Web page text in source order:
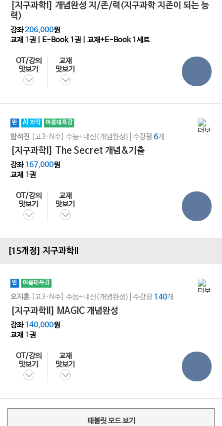
[지구과학I] 개념완성 지/존/력(지구과학 지존이 되는 능
력)
강좌206,000원
교재 1 권 | E-Book1 권 | 교재+E-Book 1세트
OT/강의
맛보기
교재
맛보기
완 AI 자막 여름대특강
함석진 [고3·N수] 수능+내신(개념완성) 수강평 6개
[지구과학l] The Secret 개념&기출
강좌167,000원
교재 1 권
OT/강의
맛보기
교재
맛보기
[15개정] 지구과학ll
완 여름대특강
오지훈 [고3·N수] 수능+내신(개념완성) 수강평 140개
[지구과학ll] MAGIC 개념완성
강좌140,000원
교재 1 권
OT/강의
맛보기
교재
맛보기
태블릿 모드 보기